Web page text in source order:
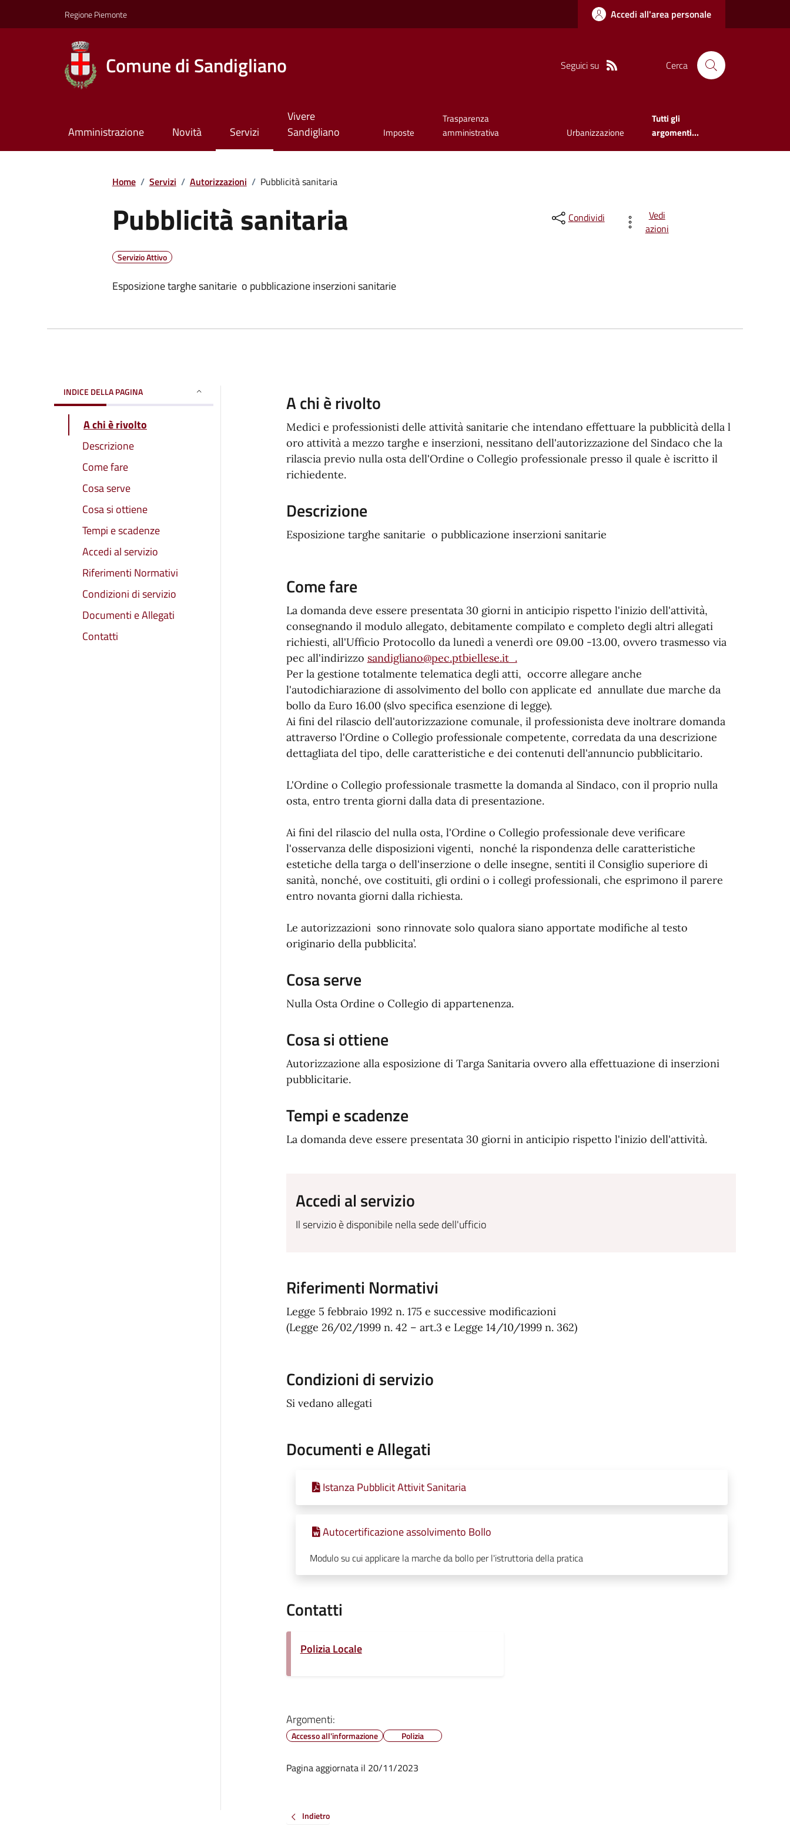
Regione Piemonte Accedi all'area personale
Comune di Sandigliano Seguici su Cerca
Amministrazione Novità Servizi
Vivere
Sandigliano
Imposte
Trasparenza
amministrativa
Urbanizzazione
Tutti gli
argomenti...
Home / Servizi / Autorizzazioni / Pubblicità sanitaria
Pubblicità sanitaria
Servizio Attivo
Esposizione targhe sanitarie o pubblicazione inserzioni sanitarie
Condividi
Vedi
azioni
INDICE DELLA PAGINA
A chi è rivolto
Descrizione
Come fare
Cosa serve
Cosa si ottiene
Tempi e scadenze
Accedi al servizio
Riferimenti Normativi
Condizioni di servizio
Documenti e Allegati
Contatti
A chi è rivolto
Medici e professionisti delle attività sanitarie che intendano effettuare la pubblicità della l
oro attività a mezzo targhe e inserzioni, nessitano dell'autorizzazione del Sindaco che la
rilascia previo nulla osta dell'Ordine o Collegio professionale presso il quale è iscritto il
richiedente.
Descrizione
Esposizione targhe sanitarie o pubblicazione inserzioni sanitarie
Come fare
La domanda deve essere presentata 30 giorni in anticipio rispetto l'inizio dell'attività,
consegnando il modulo allegato, debitamente compilato e completo degli altri allegati
richiesti, all'Ufficio Protocollo da lunedì a venerdì ore 09.00 -13.00, ovvero trasmesso via
pec all'indirizzo sandigliano@pec.ptbiellese.it .
Per la gestione totalmente telematica degli atti, occorre allegare anche
l'autodichiarazione di assolvimento del bollo con applicate ed annullate due marche da
bollo da Euro 16.00 (slvo specifica esenzione di legge).
Ai fini del rilascio dell'autorizzazione comunale, il professionista deve inoltrare domanda
attraverso l'Ordine o Collegio professionale competente, corredata da una descrizione
dettagliata del tipo, delle caratteristiche e dei contenuti dell'annuncio pubblicitario.
L'Ordine o Collegio professionale trasmette la domanda al Sindaco, con il proprio nulla
osta, entro trenta giorni dalla data di presentazione.
Ai fini del rilascio del nulla osta, l'Ordine o Collegio professionale deve verificare
l'osservanza delle disposizioni vigenti, nonché la rispondenza delle caratteristiche
estetiche della targa o dell'inserzione o delle insegne, sentiti il Consiglio superiore di
sanità, nonché, ove costituiti, gli ordini o i collegi professionali, che esprimono il parere
entro novanta giorni dalla richiesta.
Le autorizzazioni sono rinnovate solo qualora siano apportate modifiche al testo
originario della pubblicita’.
Cosa serve
Nulla Osta Ordine o Collegio di appartenenza.
Cosa si ottiene
Autorizzazione alla esposizione di Targa Sanitaria ovvero alla effettuazione di inserzioni
pubblicitarie.
Tempi e scadenze
La domanda deve essere presentata 30 giorni in anticipio rispetto l'inizio dell'attività.
Accedi al servizio
Il servizio è disponibile nella sede dell'ufficio
Riferimenti Normativi
Legge 5 febbraio 1992 n. 175 e successive modificazioni
(Legge 26/02/1999 n. 42 – art.3 e Legge 14/10/1999 n. 362)
Condizioni di servizio
Si vedano allegati
Documenti e Allegati
Istanza Pubblicit Attivit Sanitaria
Autocertificazione assolvimento Bollo
Modulo su cui applicare la marche da bollo per l'istruttoria della pratica
Contatti
Polizia Locale
Argomenti:
Accesso all'informazione Polizia
Pagina aggiornata il 20/11/2023
Indietro